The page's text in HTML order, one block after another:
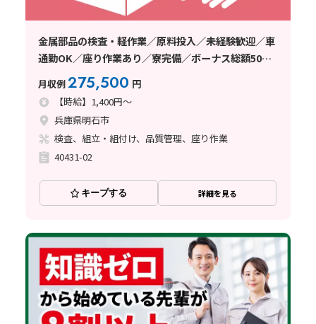
金属部品の検査・軽作業／原料投入／未経験歓迎／車
通勤OK／座り作業あり／寮完備／ボーナス総額50万
月収例275,500 円
【時給】1,400円～
兵庫県明石市
検査、組立・組付け、品質管理、座り作業
40431-02
キープする 詳細を見る